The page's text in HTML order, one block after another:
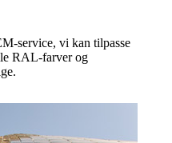
service, vi kan tilpasse
RAL-farver og